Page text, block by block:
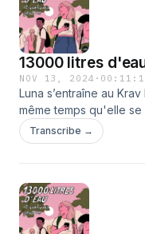
13000 litres
NOV 13, 2024 ·
Luna s’entraîne au
même temps qu'elle
un reportage sur la
exposé. Antoine lui,
Transcribe →